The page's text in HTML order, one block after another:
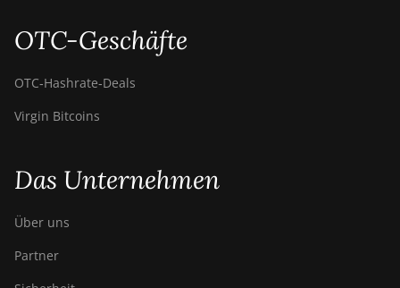
OTC-Geschäfte
OTC‑Hashrate‑Deals
Virgin Bitcoins
Das Unternehmen
Über uns
Partner